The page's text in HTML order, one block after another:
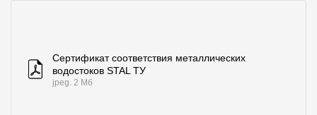
Сертификат соответствия металлических
водостоков STAL ТУ
jpeg. 2 Мб